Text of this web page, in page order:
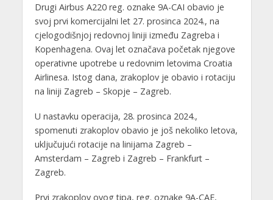
Drugi Airbus A220 reg. oznake 9A-CAI obavio je
svoj prvi komercijalni let 27. prosinca 2024., na
cjelogodišnjoj redovnoj liniji između Zagreba i
Kopenhagena. Ovaj let označava početak njegove
operativne upotrebe u redovnim letovima Croatia
Airlinesa. Istog dana, zrakoplov je obavio i rotaciju
na liniji Zagreb – Skopje – Zagreb.
U nastavku operacija, 28. prosinca 2024.,
spomenuti zrakoplov obavio je još nekoliko letova,
uključujući rotacije na linijama Zagreb –
Amsterdam – Zagreb i Zagreb – Frankfurt –
Zagreb.
Prvi zrakoplov ovog tipa, reg. oznake 9A-CAE,